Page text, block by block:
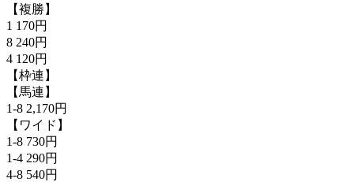
【複勝】
1 170円
8 240円
4 120円
【枠連】
【馬連】
1-8 2,170円
【ワイド】
1-8 730円
1-4 290円
4-8 540円